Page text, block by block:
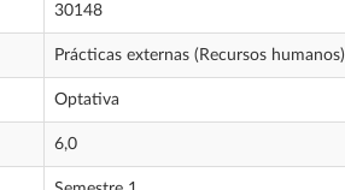
30148
Prácticas externas (Recursos humanos)
Optativa
6,0